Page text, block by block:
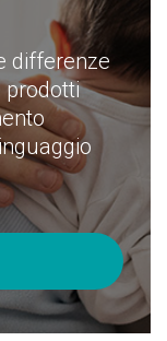
differenze
prodotti